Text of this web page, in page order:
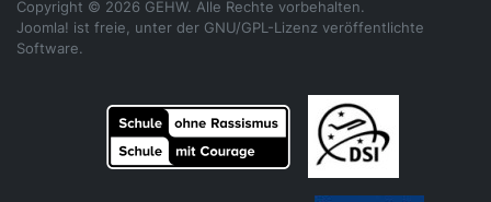
Copyright © 2026 GEHW. Alle Rechte vorbehalten.
Joomla! ist freie, unter der GNU/GPL-Lizenz veröffentlichte
Software.